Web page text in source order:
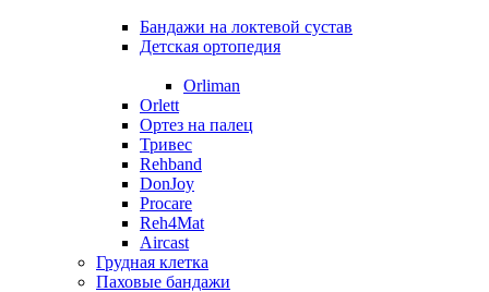
Бандажи на локтевой сустав
Детская ортопедия
Orliman
Orlett
Ортез на палец
Тривес
Rehband
DonJoy
Procare
Reh4Mat
Aircast
Грудная клетка
Паховые бандажи